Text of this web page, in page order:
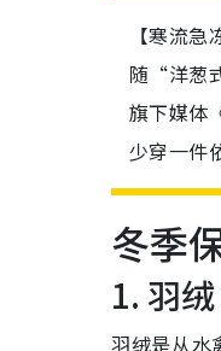
【寒流
随“洋葱
旗下媒体
少穿一件
冬季
1. 羽
羽绒是从水